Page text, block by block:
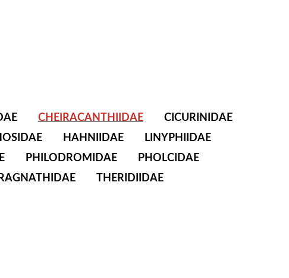
CHEIRACANTHIIDAE
CICURINIDAE
HAHNIIDAE
LINYPHIIDAE
PHILODROMIDAE
PHOLCIDAE
THERIDIIDAE